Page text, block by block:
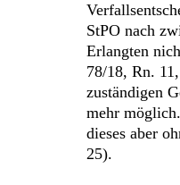
StPO nach
Erlangten
78/18, Rn.
zuständigen
mehr
dieses aber
25).